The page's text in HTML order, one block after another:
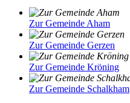
Zur Gemeinde Aham
Zur Gemeinde Gerzen
Zur Gemeinde Kröning
Zur Gemeinde Schalkham